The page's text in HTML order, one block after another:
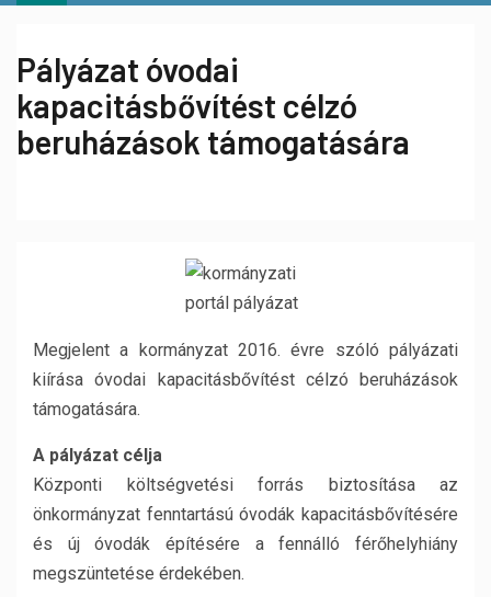
Pályázat óvodai
kapacitásbővítést célzó
beruházások támogatására
Megjelent a kormányzat 2016. évre szóló pályázati
kiírása óvodai kapacitásbővítést célzó beruházások
támogatására.
A pályázat célja
Központi költségvetési forrás biztosítása az
önkormányzat fenntartású óvodák kapacitásbővítésére
és új óvodák építésére a fennálló férőhelyhiány
megszüntetése érdekében.